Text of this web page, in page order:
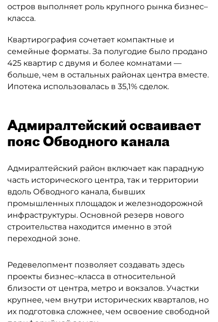
остров выполняет роль крупного рынка бизнес–
класса.
Квартирография сочетает компактные и
семейные форматы. За полугодие было продано
425 квартир с двумя и более комнатами —
больше, чем в остальных районах центра вместе.
Ипотека использовалась в 35,1% сделок.
Адмиралтейский осваивает
пояс Обводного канала
Адмиралтейский район включает как парадную
часть исторического центра, так и территории
вдоль Обводного канала, бывших
промышленных площадок и железнодорожной
инфраструктуры. Основной резерв нового
строительства находится именно в этой
переходной зоне.
Редевелопмент позволяет создавать здесь
проекты бизнес–класса в относительной
близости от центра, метро и вокзалов. Участки
крупнее, чем внутри исторических кварталов, но
их подготовка сложнее, чем освоение свободной